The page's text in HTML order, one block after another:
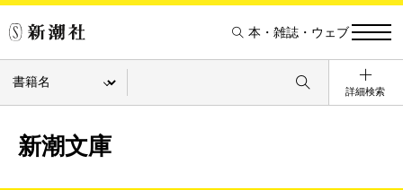
本・雑誌・ウェブ
詳細検索
新潮文庫